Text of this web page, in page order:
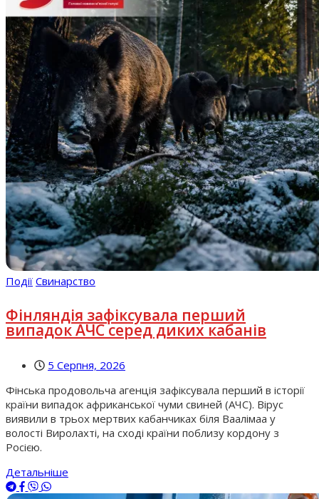
Події Свинарство
Фінляндія зафіксувала перший
випадок АЧС серед диких кабанів
5 Серпня, 2026
Фінська продовольча агенція зафіксувала перший в історії
країни випадок африканської чуми свиней (АЧС). Вірус
виявили в трьох мертвих кабанчиках біля Ваалімаа у
волості Виролахті, на сході країни поблизу кордону з
Росією.
Детальніше